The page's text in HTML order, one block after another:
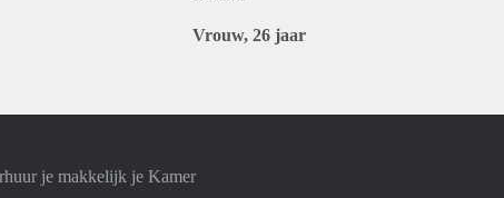
Vrouw, 26 jaar
je makkelijk je Kamer